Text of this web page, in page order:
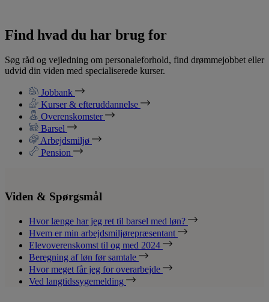
Find hvad du har brug for
Søg råd og vejledning om personaleforhold, find drømmejobbet eller
udvid din viden med specialiserede kurser.
Jobbank
Kurser & efteruddannelse
Overenskomster
Barsel
Arbejdsmiljø
Pension
Viden & Spørgsmål
Hvor længe har jeg ret til barsel med løn?
Hvem er min arbejdsmiljørepræsentant
Elevoverenskomst til og med 2024
Beregning af løn før samtale
Hvor meget får jeg for overarbejde
Ved langtidssygemelding